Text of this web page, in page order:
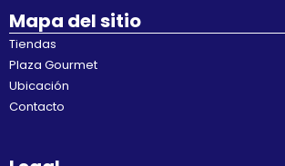
Mapa del sitio
Tiendas
Plaza Gourmet
Ubicación
Contacto